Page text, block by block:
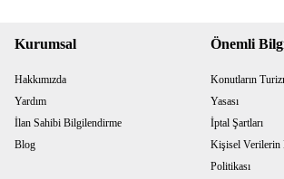
Kurumsal
Hakkımızda
Yardım
İlan Sahibi Bilgilendirme
Blog
Önemli
Konutların
Yasası
İptal Şartları
Kişisel Verilerin
Politikası